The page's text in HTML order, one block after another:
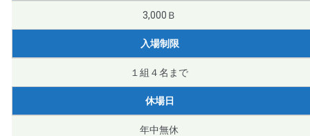
3,000Ｂ
入場制限
１組４名まで
休場日
年中無休